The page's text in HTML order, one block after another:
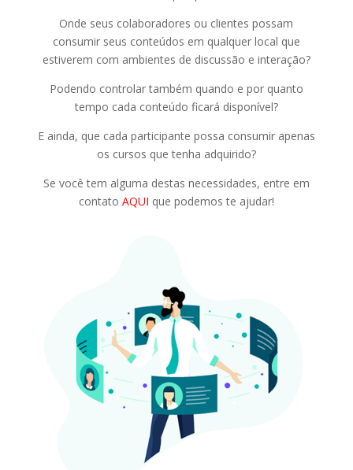
Onde seus colaboradores ou clientes possam
consumir seus conteúdos em qualquer local que
estiverem com ambientes de discussão e interação?
Podendo controlar também quando e por quanto
tempo cada conteúdo ficará disponível?
E ainda, que cada participante possa consumir apenas
os cursos que tenha adquirido?
Se você tem alguma destas necessidades, entre em
contato AQUI que podemos te ajudar!